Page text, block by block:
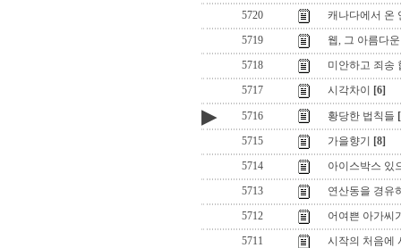
5720
캐나다에서 온
5719
웹, 그 아름다
5718
미안하고 죄송
5717
시각차이 [6]
▶ 5716 황당한 법칙들
5715
가을향기
[8]
5714
아이스박스 있
5713
연산동을 경유
5712
어여쁜 아가씨
5711
시작의 처음에